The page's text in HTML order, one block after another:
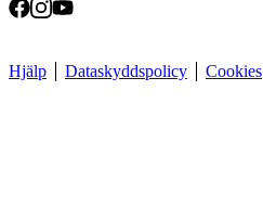
Hjälp Dataskyddspolicy Cookies